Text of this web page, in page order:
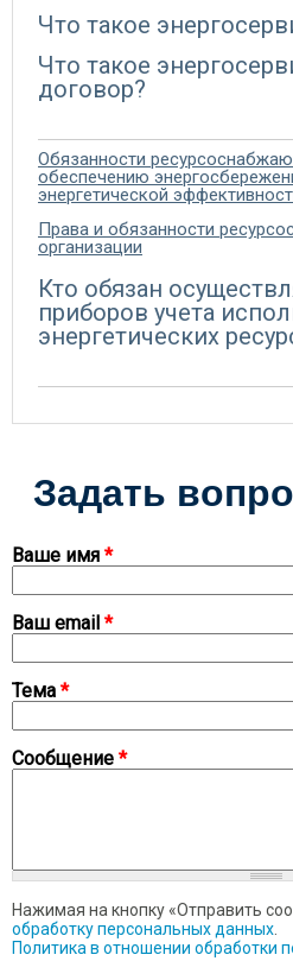
Что такое
Что такое
договор?
Обязанности
обеспечению
энергетической
Права и обязанности
организации
Кто обязан
приборов учета
энергетических
Задать
Ваше имя *
Ваш email *
Тема *
Сообщение *
Нажимая на кнопку «Отправить
обработку персональных данных
Политика в отношении обработки